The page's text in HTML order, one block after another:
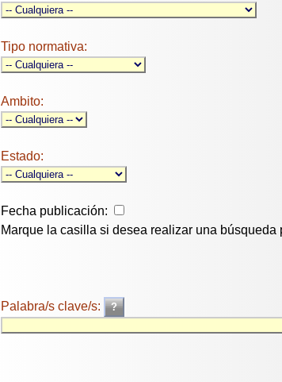
Tipo normativa:
Ambito:
Estado:
Fecha publicación:
Marque la casilla si desea realizar una búsqueda
Palabra/s clave/s: